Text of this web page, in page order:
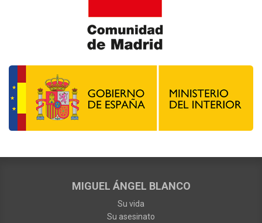
MIGUEL ÁNGEL BLANCO
Su vida
Su asesinato